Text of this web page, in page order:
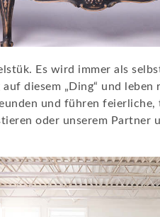
Es wird immer als
diesem „Ding“ und
und führen
oder unserem Partner